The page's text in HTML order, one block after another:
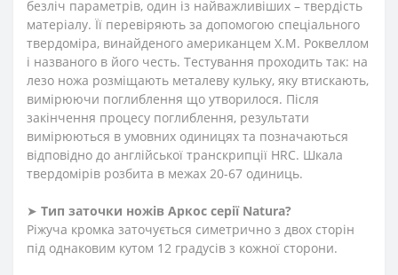
безліч параметрів, один із найважливіших – твердість
матеріалу. Її перевіряють за допомогою спеціального
твердоміра, винайденого американцем Х.М. Роквеллом
і названого в його честь. Тестування проходить так: на
лезо ножа розміщають металеву кульку, яку втискають,
вимірюючи поглиблення що утворилося. Після
закінчення процесу поглиблення, результати
вимірюються в умовних одиницях та позначаються
відповідно до англійської транскрипції HRC. Шкала
твердомірів розбита в межах 20-67 одиниць.
➤ Тип заточки ножів Аркос серіїNatura?
Ріжуча кромка заточується симетрично з двох сторін
під однаковим кутом 12 градусів з кожної сторони.